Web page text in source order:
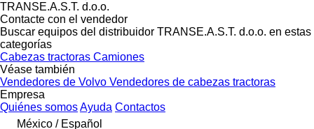
TRANSE.A.S.T. d.o.o.
Contacte con el vendedor
Buscar equipos del distribuidor TRANSE.A.S.T. d.o.o. en estas
categorías
Cabezas tractoras Camiones
Véase también
Vendedores de Volvo Vendedores de cabezas tractoras
Empresa
Quiénes somosAyuda Contactos
México / Español